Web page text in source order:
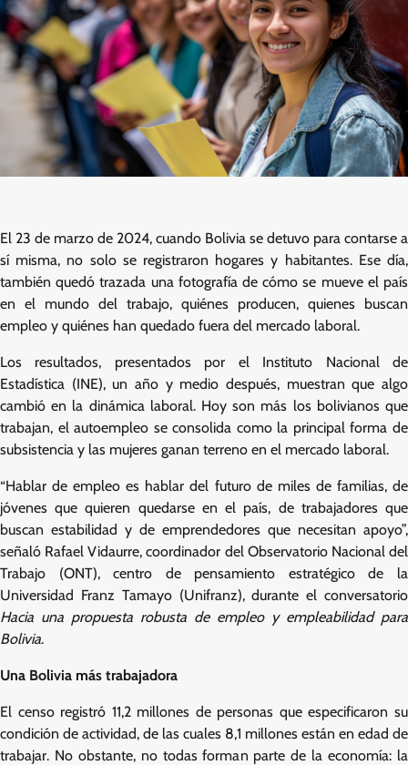
El 23 de marzo de 2024, cuando Bolivia se detuvo para contarse a
sí misma, no solo se registraron hogares y habitantes. Ese día,
también quedó trazada una fotografía de cómo se mueve el país
en el mundo del trabajo, quiénes producen, quienes buscan
empleo y quiénes han quedado fuera del mercado laboral.
Los resultados, presentados por el Instituto Nacional de
Estadística (INE), un año y medio después, muestran que algo
cambió en la dinámica laboral. Hoy son más los bolivianos que
trabajan, el autoempleo se consolida como la principal forma de
subsistencia y las mujeres ganan terreno en el mercado laboral.
“Hablar de empleo es hablar del futuro de miles de familias, de
jóvenes que quieren quedarse en el país, de trabajadores que
buscan estabilidad y de emprendedores que necesitan apoyo”,
señaló Rafael Vidaurre, coordinador del Observatorio Nacional del
Trabajo (ONT), centro de pensamiento estratégico de la
Universidad Franz Tamayo (Unifranz), durante el conversatorio
Hacia una propuesta robusta de empleo y empleabilidad para
Bolivia.
Una Bolivia más trabajadora
El censo registró 11,2 millones de personas que especificaron su
condición de actividad, de las cuales 8,1 millones están en edad de
trabajar. No obstante, no todas forman parte de la economía: la